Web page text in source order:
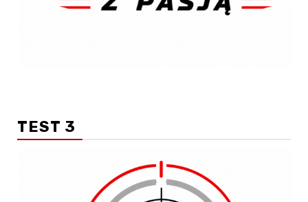
TEST 3